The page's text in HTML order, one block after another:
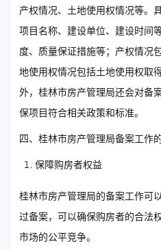
产权情况、土地使用权情况等。
项目名称、建设单位、建设时间
度、质量保证措施等；产权情况
地使用权情况包括土地使用权取
外，桂林市房产管理局还会对备
保项目符合相关政策和标准。
四、桂林市房产管理局备案工作
保障购房者权益
桂林市房产管理局的备案工作可
过备案，可以确保购房者的合法
市场的公平竞争。